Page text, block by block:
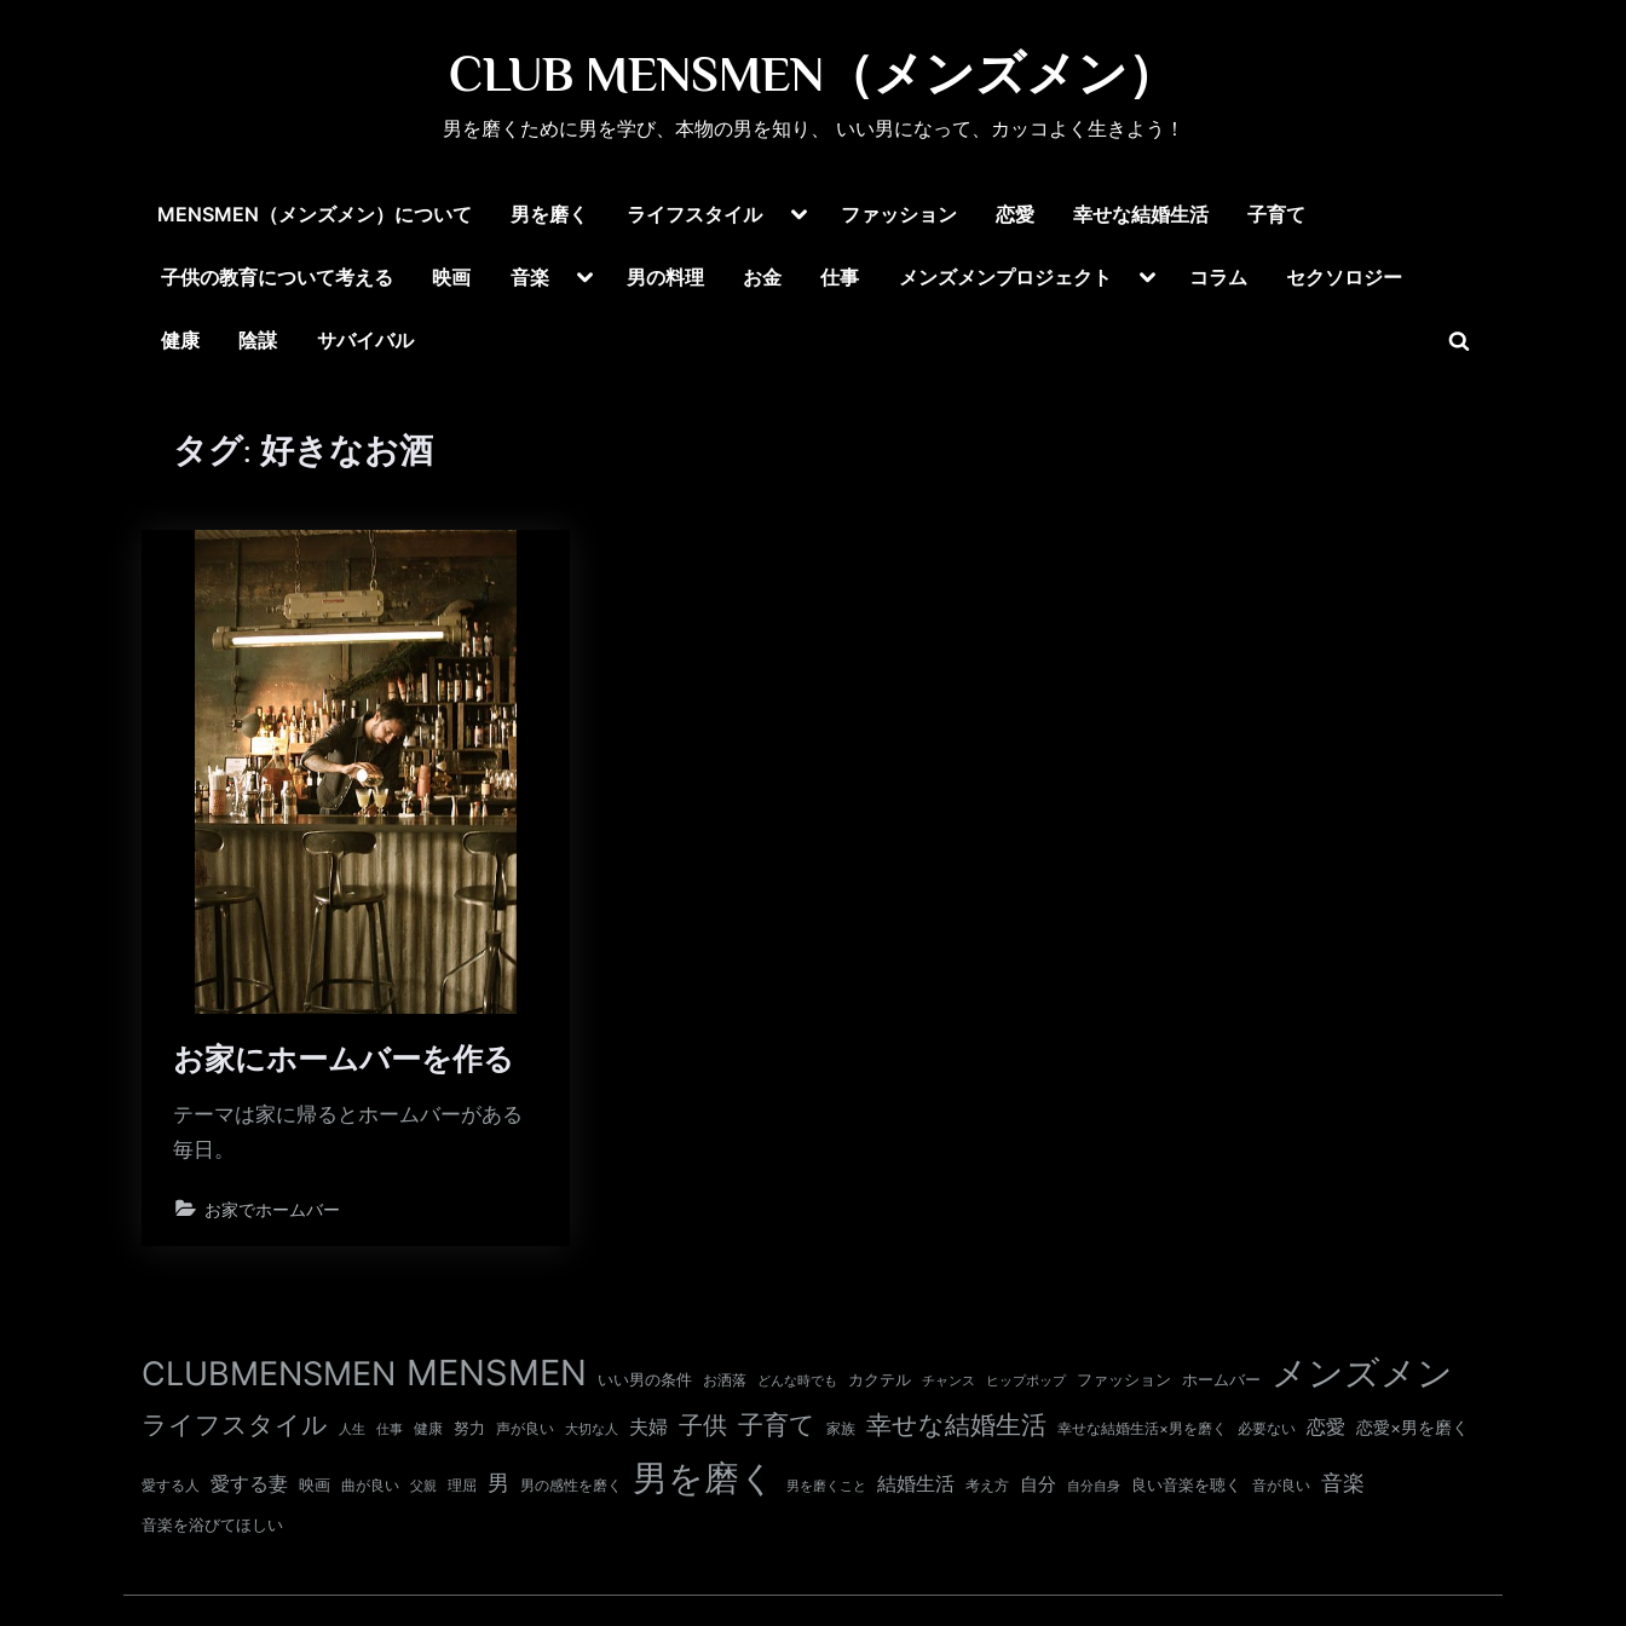
CLUB MENSMEN（メンズメン）
男を磨くために男を学び、本物の男を知り、 いい男になって、カッコよく生きよう！
MENSMEN（メンズメン）について 男を磨く ライフスタイル
Toggleファッション 恋愛 幸せな結婚生活 子育て
子供の教育について考える 映画 音楽
Toggle男の料理 お金 仕事 メンズメンプロジェクト
Toggleコラム セクソロジー
健康 陰謀 サバイバル
Toggle
タグ: 好きなお酒
お家にホームバーを作る
テーマは家に帰るとホームバーがある
毎日。
お家でホームバー
CLUBMENSMEN MENSMEN いい男の条件 お洒落 どんな時でも カクテル チャンス ヒップポップ ファッション ホームバー メンズメン
ライフスタイル 人生 仕事 健康 努力 声が良い 大切な人 夫婦 子供 子育て 家族 幸せな結婚生活 幸せな結婚生活×男を磨く 必要ない 恋愛 恋愛×男を磨く
愛する人 愛する妻 映画 曲が良い 父親 理屈 男 男の感性を磨く 男を磨く 男を磨くこと 結婚生活 考え方 自分 自分自身 良い音楽を聴く 音が良い 音楽
音楽を浴びてほしい